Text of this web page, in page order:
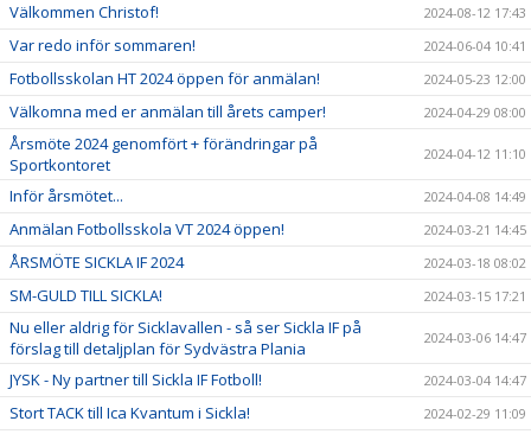
Välkommen Christof! 2024-08-12 17:43
Var redo inför sommaren! 2024-06-04 10:41
Fotbollsskolan HT 2024 öppen för anmälan! 2024-05-23 12:00
Välkomna med er anmälan till årets camper! 2024-04-29 08:00
Årsmöte 2024 genomfört + förändringar på
Sportkontoret
2024-04-12 11:10
Inför årsmötet... 2024-04-08 14:49
Anmälan Fotbollsskola VT 2024 öppen! 2024-03-21 14:45
ÅRSMÖTE SICKLA IF 2024 2024-03-18 08:02
SM-GULD TILL SICKLA! 2024-03-15 17:21
Nu eller aldrig för Sicklavallen - så ser Sickla IF på
förslag till detaljplan för Sydvästra Plania
2024-03-06 14:47
JYSK - Ny partner till Sickla IF Fotboll! 2024-03-04 14:47
Stort TACK till Ica Kvantum i Sickla! 2024-02-29 11:09